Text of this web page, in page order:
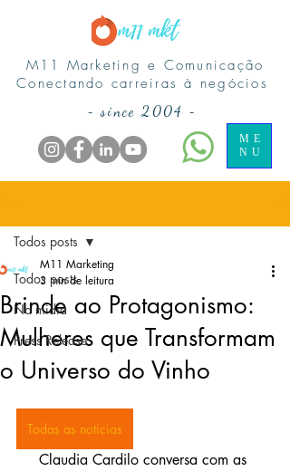
M11 Marketing e Comunicação
Conectando carreiras à negócios
ME
NU
-since 2004 -
Todos posts
Na midia
Press Release
Todos posts
Brinde ao Protagonismo:
Mulheres que Transformam
o Universo do Vinho
M11 Marketing
3 min de leitura
Todas as noticias
Claudia Cardilo conversa com as